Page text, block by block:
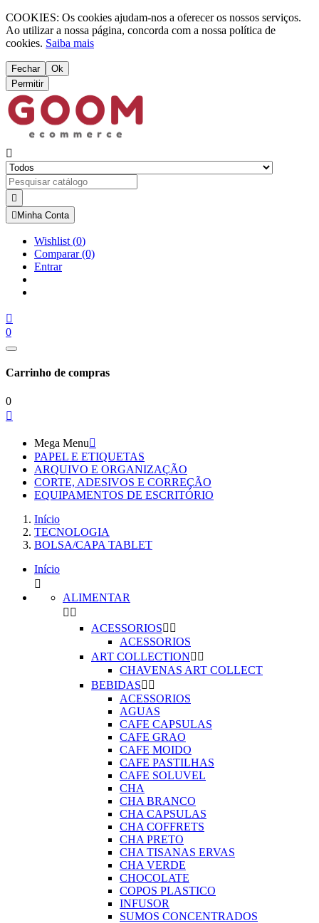
COOKIES: Os cookies ajudam-nos a oferecer os nossos serviços.
Ao utilizar a nossa página, concorda com a nossa política de
cookies. Saiba mais
Fechar
Ok
Permitir


 Minha Conta
Wishlist (0)
Comparar(0)
Entrar

0
Carrinho de compras
0

Mega Menu
PAPEL E ETIQUETAS
ARQUIVO E ORGANIZAÇÃO
CORTE, ADESIVOS E CORREÇÃO
EQUIPAMENTOS DE ESCRITÓRIO
Início
TECNOLOGIA
BOLSA/CAPA TABLET
Início

ALIMENTAR
 
ACESSORIOS 
ACESSORIOS
ART COLLECTION 
CHAVENAS ART COLLECT
BEBIDAS 
ACESSORIOS
AGUAS
CAFE CAPSULAS
CAFE GRAO
CAFE MOIDO
CAFE PASTILHAS
CAFE SOLUVEL
CHA
CHA BRANCO
CHA CAPSULAS
CHA COFFRETS
CHA PRETO
CHA TISANAS ERVAS
CHA VERDE
CHOCOLATE
COPOS PLASTICO
INFUSOR
SUMOS CONCENTRADOS